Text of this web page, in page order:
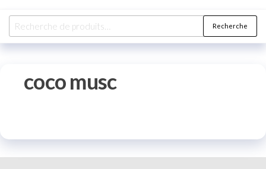
Recherche
coco musc